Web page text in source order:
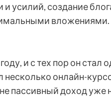
усилий, создание
вложениями.
и с тех пор он
онлайн-
пассивный доход уже